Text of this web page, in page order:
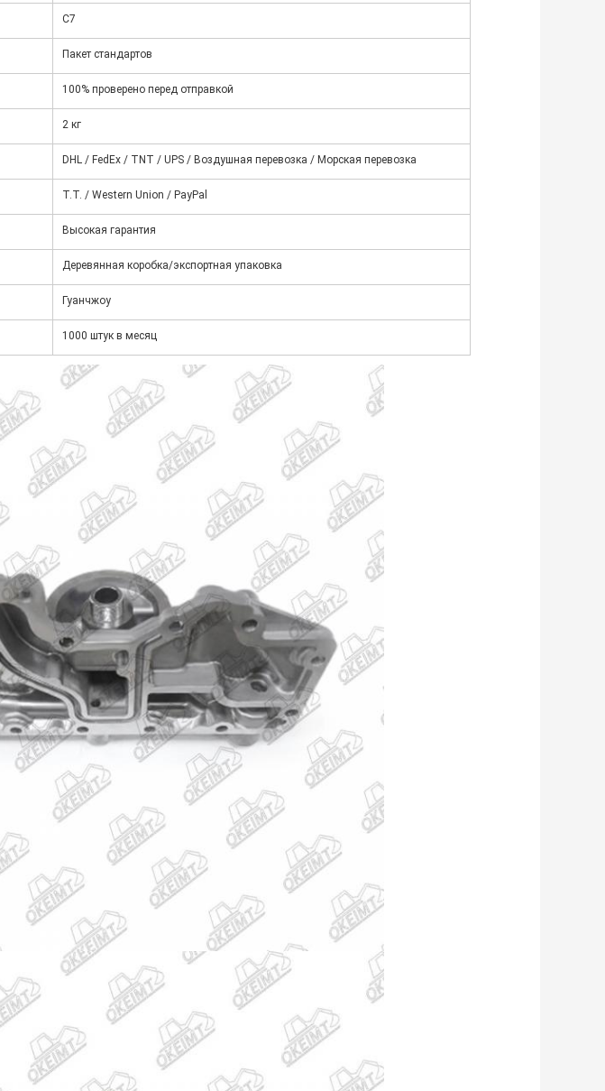
C7
Пакет стандартов
100% проверено перед отправкой
2 кг
DHL / FedEx / TNT / UPS / Воздушная перевозка / Морская перевозка
T.T. / Western Union / PayPal
Высокая гарантия
Деревянная коробка/экспортная упаковка
Гуанчжоу
1000 штук в месяц